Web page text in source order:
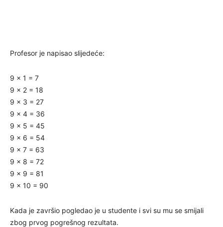
Profesor je napisao slijedeće:
9 x 1 = 7
9 x 2 = 18
9 x 3 = 27
9 x 4 = 36
9 x 5 = 45
9 x 6 = 54
9 x 7 = 63
9 x 8 = 72
9 x 9 = 81
9 x 10 = 90
Kada je završio pogledao je u studente i svi su mu se smijali
zbog prvog pogrešnog rezultata.